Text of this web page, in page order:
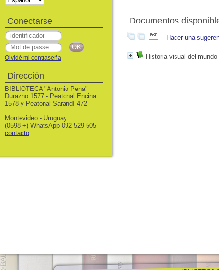
Documentos
Hacer una
Historia visual del mundo
Conectarse
Olvidé mi contraseña
Dirección
BIBLIOTECA "Antonio Pena"
Durazno 1577 - Peatonal Encina
1578 y Peatonal Sarandí 472
Montevideo - Uruguay
(0598 +) WhatsApp 092 529 505
contacto